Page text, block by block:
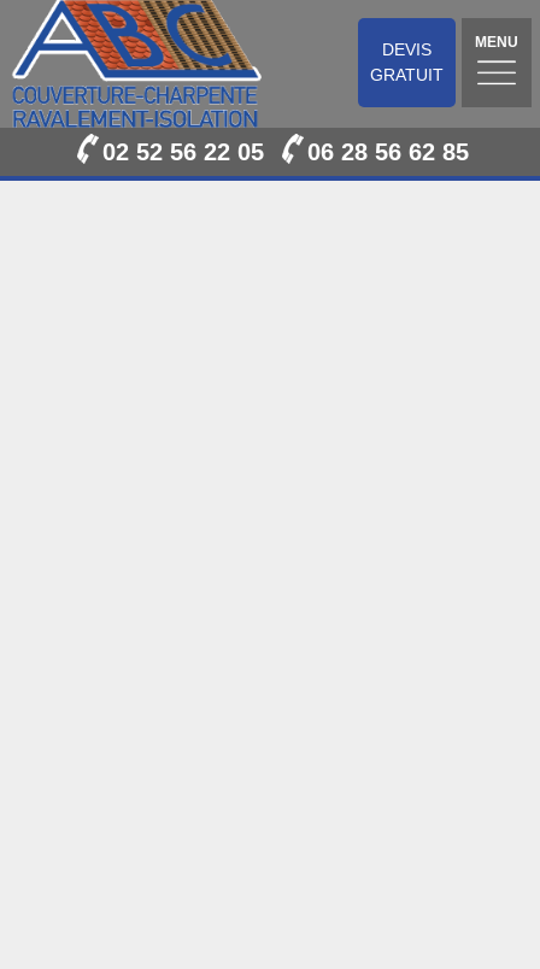
DEVIS
GRATUIT
MENU
02 52 56 22 05 06 28 56 62 85